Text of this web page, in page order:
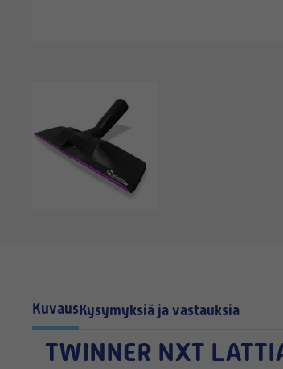
KuvausKysymyksiä ja vastauksia
TWINNER NXT